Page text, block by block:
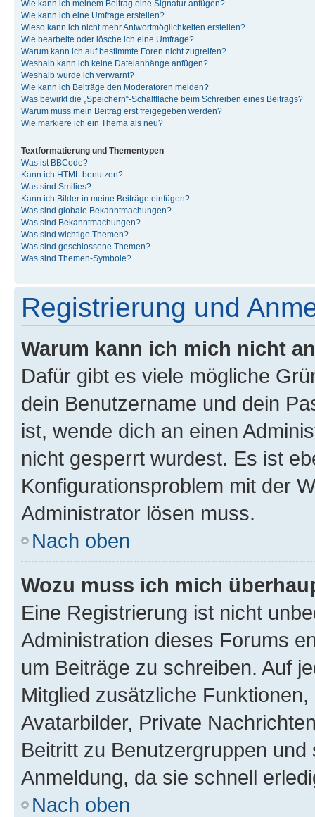
Wie kann ich meinem Beitrag eine Signatur anfügen?
Wie kann ich eine Umfrage erstellen?
Wieso kann ich nicht mehr Antwortmöglichkeiten erstellen?
Wie bearbeite oder lösche ich eine Umfrage?
Warum kann ich auf bestimmte Foren nicht zugreifen?
Weshalb kann ich keine Dateianhänge anfügen?
Weshalb wurde ich verwarnt?
Wie kann ich Beiträge den Moderatoren melden?
Was bewirkt die „Speichern“-Schaltfläche beim Schreiben eines Beitrags?
Warum muss mein Beitrag erst freigegeben werden?
Wie markiere ich ein Thema als neu?
Textformatierung und Thementypen
Was ist BBCode?
Kann ich HTML benutzen?
Was sind Smilies?
Kann ich Bilder in meine Beiträge einfügen?
Was sind globale Bekanntmachungen?
Was sind Bekanntmachungen?
Was sind wichtige Themen?
Was sind geschlossene Themen?
Was sind Themen-Symbole?
Registrierung und
Warum kann ich mich nicht
Dafür gibt es viele mögliche
dein Benutzername und dein
ist, wende dich an einen
nicht gesperrt wurdest. Es ist
Konfigurationsproblem mit der
Administrator lösen muss.
Nach oben
Wozu muss ich mich
Eine Registrierung ist nicht
Administration dieses Forums
um Beiträge zu schreiben. Auf
Mitglied zusätzliche
Avatarbilder, Private
Beitritt zu Benutzergruppen
Anmeldung, da sie schnell
Nach oben